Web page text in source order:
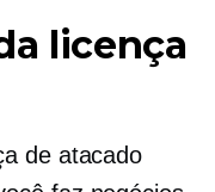
licença
de atacado